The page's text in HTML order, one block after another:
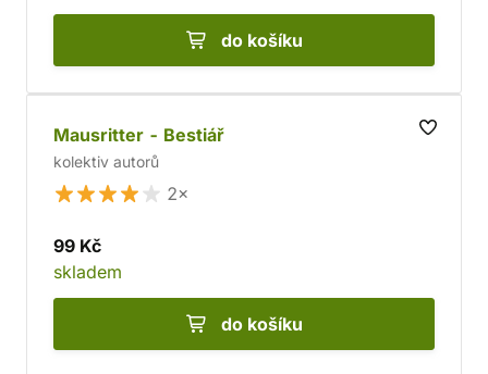
do košíku
Mausritter - Bestiář
kolektiv autorů
2×
99 Kč
skladem
do košíku